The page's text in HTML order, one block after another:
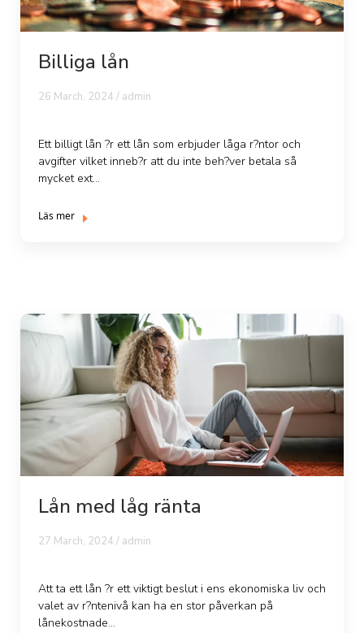
Billiga lån
26 March, 2024 / admin
Ett billigt lån ?r ett lån som erbjuder låga r?ntor och
avgifter vilket inneb?r att du inte beh?ver betala så
mycket ext...
Läs mer
Lån med låg ränta
27 March, 2024 / admin
Att ta ett lån ?r ett viktigt beslut i ens ekonomiska liv och
valet av r?ntenivå kan ha en stor påverkan på
lånekostnade...